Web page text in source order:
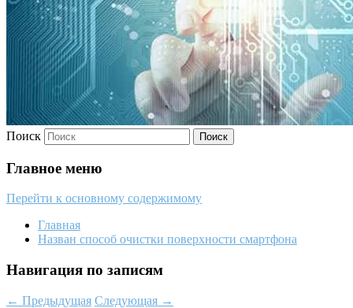
Поиск
Главное меню
Перейти к основному содержимому
Главная
Назван способ очистки поверхности смартфона
Навигация по записям
← Предыдущая Следующая →